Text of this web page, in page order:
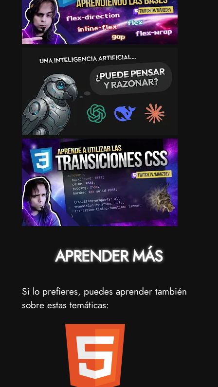
APRENDER MÁS
Si lo prefieres, puedes aprender también
sobre estas temáticas: